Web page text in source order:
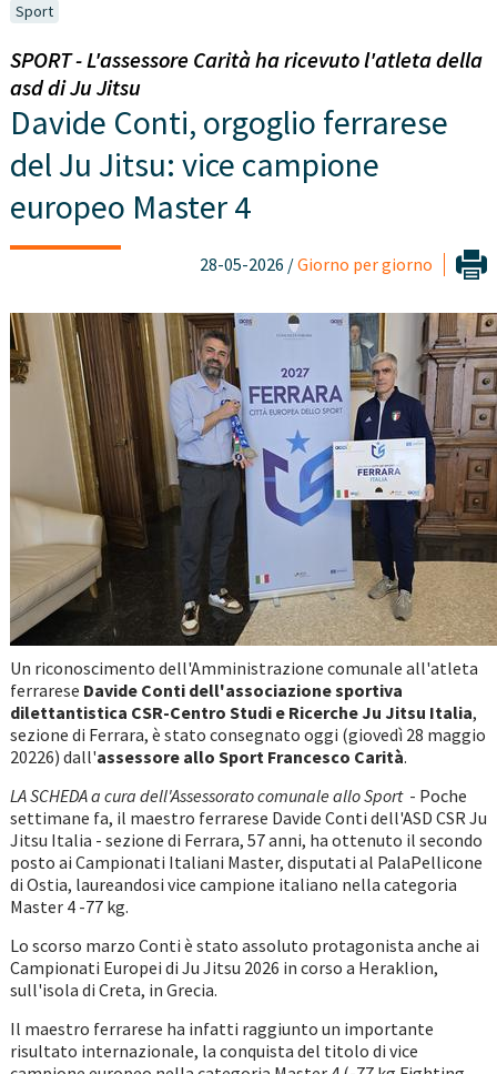
Sport
SPORT - L'assessore Carità ha ricevuto l'atleta della
asd di Ju Jitsu
Davide Conti, orgoglio ferrarese
del Ju Jitsu: vice campione
europeo Master 4
28-05-2026 /Giorno per giorno
Un riconoscimento dell'Amministrazione comunale all'atleta
ferrarese Davide Conti dell'associazione sportiva
dilettantistica CSR-Centro Studi e Ricerche Ju Jitsu Italia,
sezione di Ferrara, è stato consegnato oggi (giovedì 28 maggio
20226) dall'assessore allo Sport Francesco Carità.
LA SCHEDA a cura dell'Assessorato comunale allo Sport - Poche
settimane fa, il maestro ferrarese Davide Conti dell'ASD CSR Ju
Jitsu Italia - sezione di Ferrara, 57 anni, ha ottenuto il secondo
posto ai Campionati Italiani Master, disputati al PalaPellicone
di Ostia, laureandosi vice campione italiano nella categoria
Master 4 -77 kg.
Lo scorso marzo Conti è stato assoluto protagonista anche ai
Campionati Europei di Ju Jitsu 2026 in corso a Heraklion,
sull'isola di Creta, in Grecia.
Il maestro ferrarese ha infatti raggiunto un importante
risultato internazionale, la conquista del titolo di vice